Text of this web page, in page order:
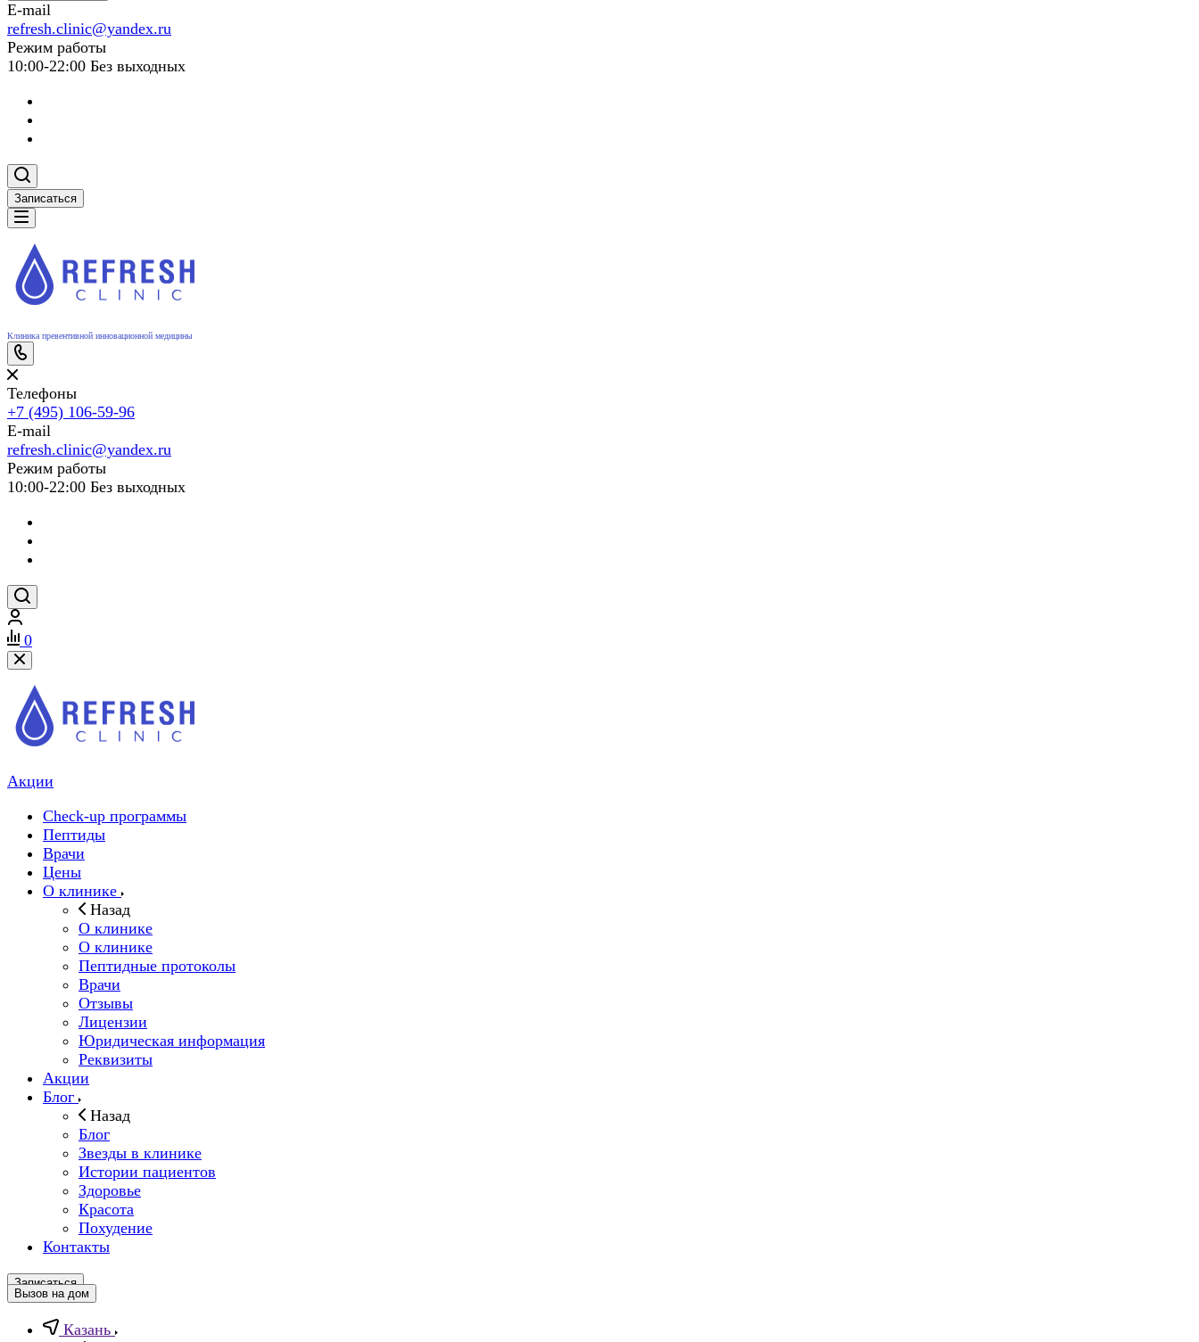
E-mail
refresh.clinic@yandex.ru
Режим работы
10:00-22:00 Без выходных
Записаться
Клиника превентивной инновационной медицины
Телефоны
+7 (495) 106-59-96
E-mail
refresh.clinic@yandex.ru
Режим работы
10:00-22:00 Без выходных
0
Акции
Check-up программы
Пептиды
Врачи
Цены
О клинике
Назад
О клинике
О клинике
Пептидные протоколы
Врачи
Отзывы
Лицензии
Юридическая информация
Реквизиты
Акции
Блог
Назад
Блог
Звезды в клинике
Истории пациентов
Здоровье
Красота
Похудение
Контакты
Записаться
Вызов на дом
Казань